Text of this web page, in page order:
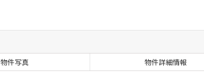
物件写真 物件詳細情報